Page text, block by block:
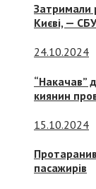
Затримали
Києві, — СБУ
24.10.2024
“Накачав”
киянин
15.10.2024
пасажирів